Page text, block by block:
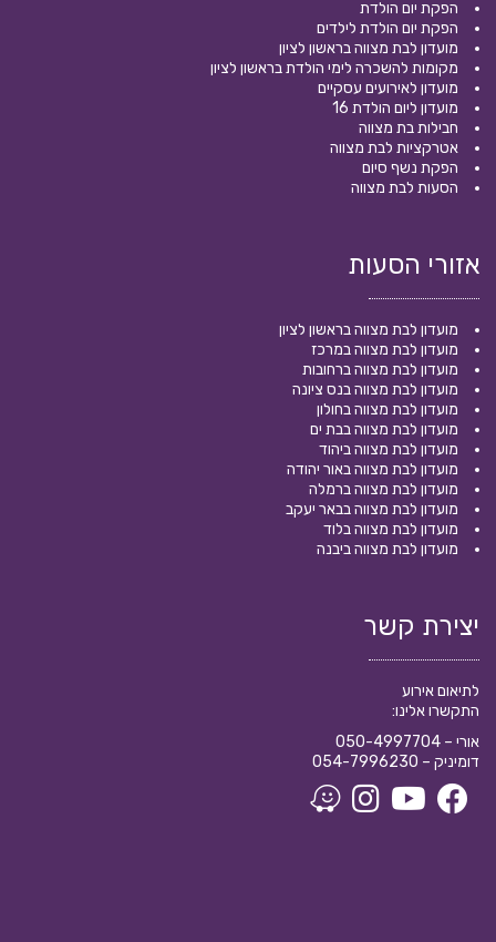
הפקת יום הולדת
הפקת יום הולדת לילדים
מועדון לבת מצווה בראשון לציון
מקומות להשכרה לימי הולדת בראשון לציון
מועדון לאירועים עסקיים
מועדון ליום הולדת 16
חבילות בת מצווה
אטרקציות לבת מצווה
הפקת נשף סיום
הסעות לבת מצווה
אזורי הסעות
מועדון לבת מצווה בראשון לציון
מועדון לבת מצווה במרכז
מועדון לבת מצווה ברחובות
מועדון לבת מצווה בנס ציונה
מועדון לבת מצווה בחולון
מועדון לבת מצווה בבת ים
מועדון לבת מצווה ביהוד
מועדון לבת מצווה באור יהודה
מועדון לבת מצווה ברמלה
מועדון לבת מצווה בבאר יעקב
מועדון לבת מצווה בלוד
מועדון לבת מצווה ביבנה
יצירת קשר
לתיאום אירוע
התקשרו אלינו:
אורי – 050-4997704
דומיניק – 054-7996230